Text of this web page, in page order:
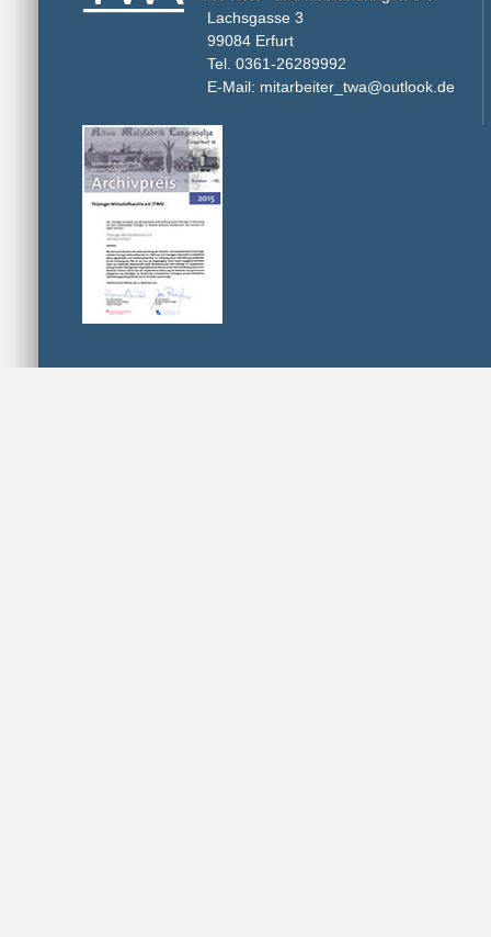
Lachsgasse 3
99084 Erfurt
Tel. 0361-26289992
E-Mail: mitarbeiter_twa@outlook.de